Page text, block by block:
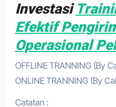
Investasi
Efektif
Operasional
OFFLINE TRANNING (By
ONLINE TRANNING (By
Catatan :